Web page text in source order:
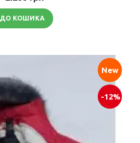
КОШИКА
New
-12%